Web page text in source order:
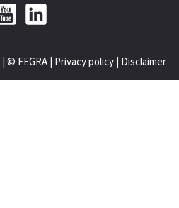
| © FEGRA | Privacy policy | Disclaimer